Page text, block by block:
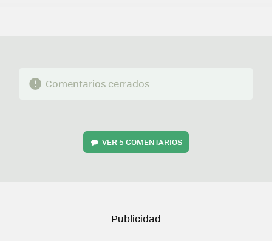
FACEBOOK
TWITTERFLIPBOARD
E-
WHATSAPP
Comentarios cerrados
VER5 COMENTARIOS